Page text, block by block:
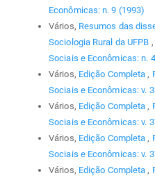
Econômicas: n. 9 (1993)
Vários, Resumos das
Sociologia Rural da UFPB ,
Sociais e Econômicas: n.
Vários, Edição Completa ,
Sociais e Econômicas: v.
Vários, Edição Completa ,
Sociais e Econômicas: v.
Vários, Edição Completa ,
Sociais e Econômicas: v.
Vários, Edição Completa ,